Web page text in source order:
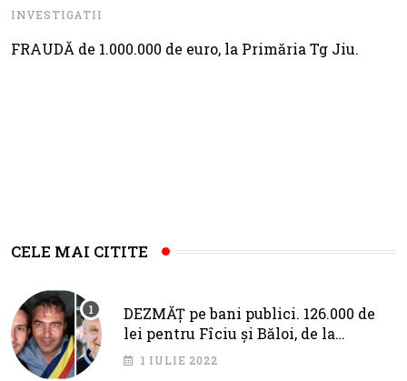
INVESTIGATII
FRAUDĂ de 1.000.000 de euro, la Primăria Tg Jiu.
CELE MAI CITITE
DEZMĂȚ pe bani publici. 126.000 de
lei pentru Fîciu și Băloi, de la
primarul Cotojman
1 IULIE 2022